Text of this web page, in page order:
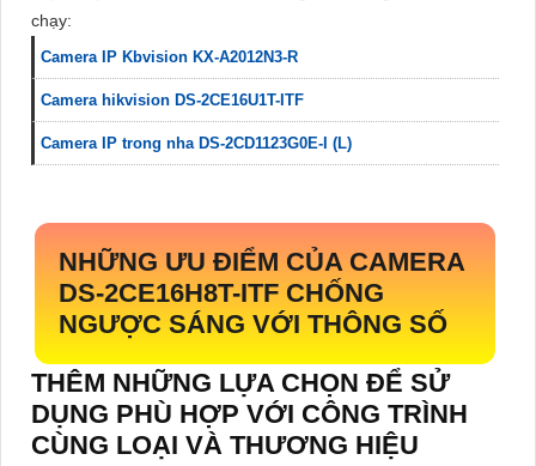
chạy:
Camera IP Kbvision KX-A2012N3-R
Camera hikvision DS-2CE16U1T-ITF
Camera IP trong nha DS-2CD1123G0E-I (L)
NHỮNG ƯU ĐIỂM CỦA CAMERA
DS-2CE16H8T-ITF CHỐNG
NGƯỢC SÁNG VỚI THÔNG SỐ
THÊM NHỮNG LỰA CHỌN ĐỂ SỬ
DỤNG PHÙ HỢP VỚI CÔNG TRÌNH
CÙNG LOẠI VÀ THƯƠNG HIỆU